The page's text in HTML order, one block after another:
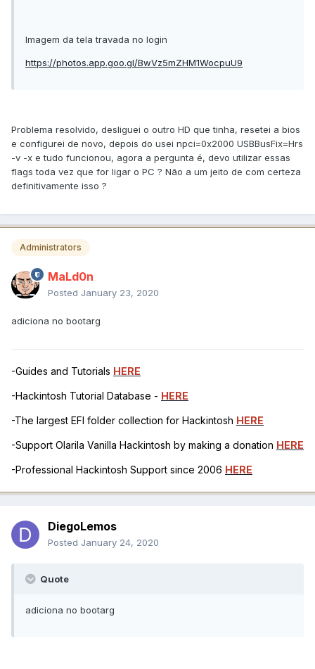
Imagem da tela travada no login
https://photos.app.goo.gl/BwVz5mZHM1WocpuU9
Problema resolvido, desliguei o outro HD que tinha, resetei a bios
e configurei de novo, depois do usei npci=0x2000 USBBusFix=Hrs
-v -x e tudo funcionou, agora a pergunta é, devo utilizar essas
flags toda vez que for ligar o PC ? Não a um jeito de com certeza
definitivamente isso ?
Administrators
MaLd0n
Posted January 23, 2020
adiciona no bootarg
-Guides and Tutorials HERE
-Hackintosh Tutorial Database - HERE
-The largest EFI folder collection for Hackintosh HERE
-Support Olarila Vanilla Hackintosh by making a donation HERE
-Professional Hackintosh Support since 2006 HERE
DiegoLemos
Posted January 24, 2020
Quote
adiciona no bootarg